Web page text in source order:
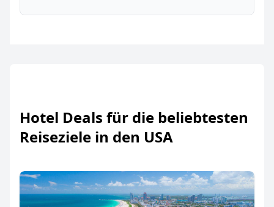
Hotel Deals für die beliebtesten
Reiseziele in den USA